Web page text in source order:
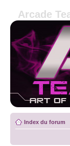
Arcade
Index du forum